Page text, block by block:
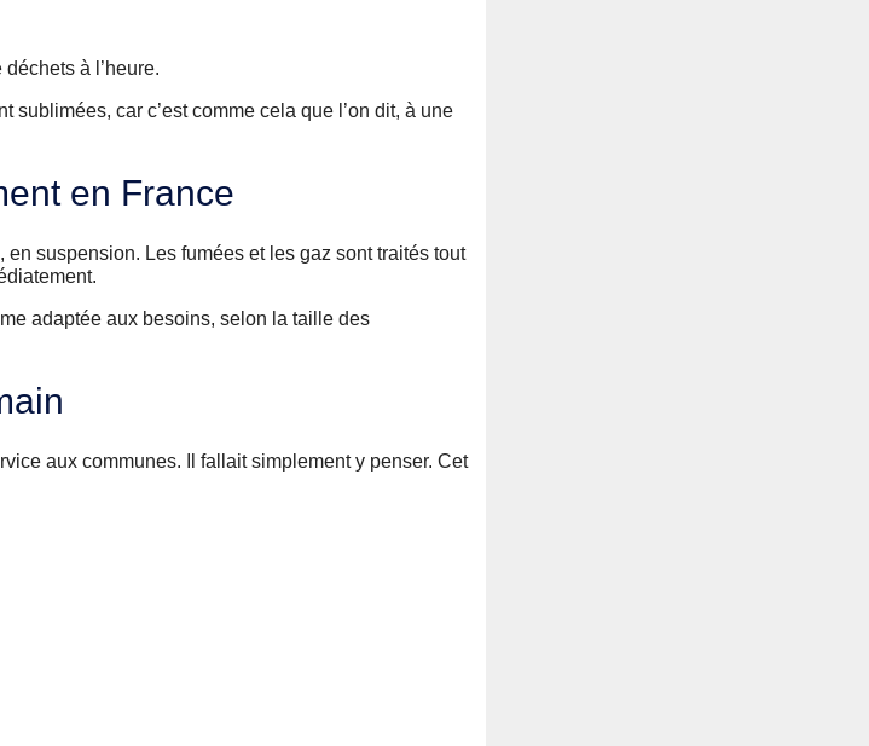
à l’heure.
car c’est comme cela que l’on dit, à une
en France
en suspension. Les fumées et les gaz sont traités tout
adaptée aux besoins, selon la taille des
aux communes. Il fallait simplement y penser. Cet